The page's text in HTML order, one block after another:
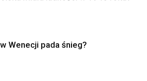
Wenecji pada śnieg?